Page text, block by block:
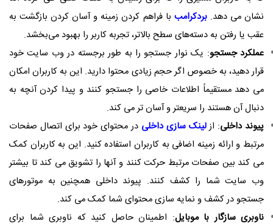
نشان می دهد.بردکرامب با فراهم کردن زمینه و آسان کردن بازگشت به
عقب یا رفتن به دسته‌های سطح بالاتر، تجربه کاربر را بهبود می‌بخشد.
عملکرد جستجو: یک نوار جستجو را به طور برجسته در وب سایت خود
قرار دهید، به خصوص اگر حجم زیادی محتوا دارید. این به کاربران امکان
می دهد مستقیماً اطلاعات خاصی را جستجو کنند و پیدا کردن آنچه به
دنبال آن هستند را سریعتر و آسان تر می کند.
پیوند داخلی: ازلینک سازی داخلی در محتوای خود برای اتصال صفحات
مرتبط و ارائه زمینه اضافی به کاربران استفاده کنید. این به کاربران کمک
می کند بین صفحات مرتبط حرکت کنند و آنها را تشویق می کند تا بیشتر
وب سایت شما را کشف کنند. پیوند داخلی همچنین به موتورهای
جستجو در کشف و نمایه سازی محتوای شما کمک می کند.
ناوبری سازگار با موبایل: اطمینان حاصل کنید که ناوبری شما برای